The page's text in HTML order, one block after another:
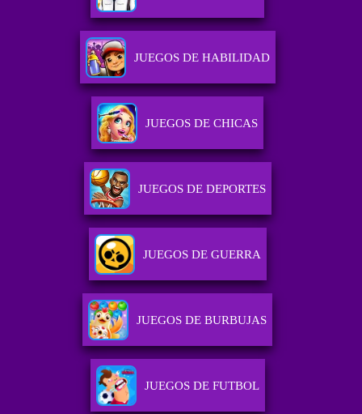
JUEGOS DE HABILIDAD
JUEGOS DE CHICAS
JUEGOS DE DEPORTES
JUEGOS DE GUERRA
JUEGOS DE BURBUJAS
JUEGOS DE FUTBOL